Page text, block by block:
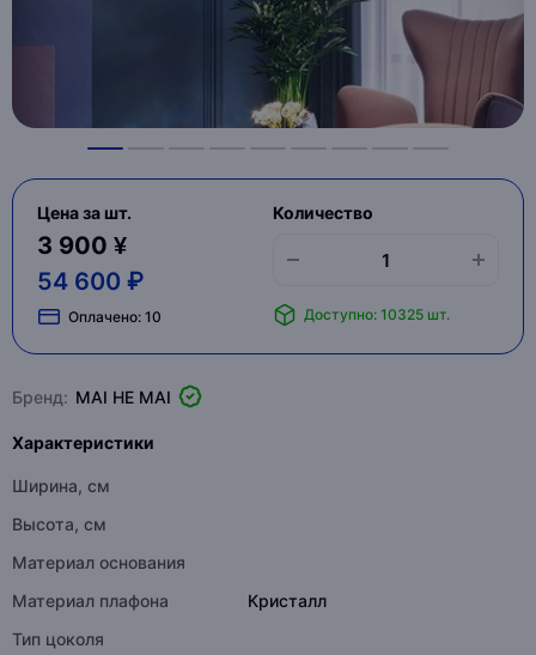
Цена за шт.
3 900 ¥
54 600 ₽
Оплачено: 10
Количество
Доступно: 10325 шт.
Бренд: MAI HE MAI
Характеристики
Ширина, см
Высота, см
Материал основания
Материал плафона
Кристалл
Тип цоколя